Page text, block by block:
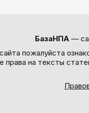
БазаНПА—
пожалуйста
права на тексты